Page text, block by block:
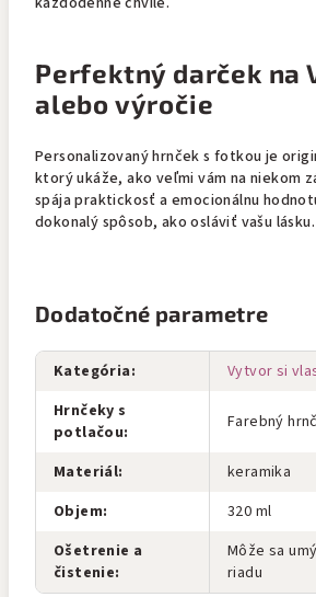
Perfektný darček na
alebo výročie
Personalizovaný hrnček s fotkou je
ktorý ukáže, ako veľmi vám na niekom
spája praktickosť a emocionálnu
dokonalý spôsob, ako osláviť vašu lásku.
Dodatočné parametre
Kategória:
Vytvor si
Hrnčeky s
potlačou: Farebný
Materiál:
keramika
Objem:
320 ml
Ošetrenie a
čistenie:
Môže sa
riadu